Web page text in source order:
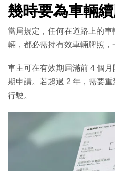
幾時要為車輛續
當局規定，任何在道路上的
輛，都必需持有效車輛牌照，
車主可在有效期屆滿前 4 個
期申請。若超過 2 年，需要
行駛。